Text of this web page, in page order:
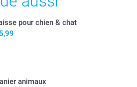
pour chien & chat
animaux